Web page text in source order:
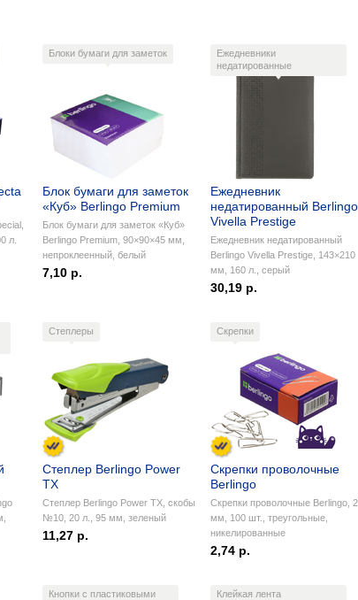
л.
Блоки бумаги для заметок
Блок бумаги для заметок
«Куб» Berlingo Premium
Блок бумаги для заметок «Куб»
Berlingo Premium, 90×90×45 мм,
непроклеенный, белый
7,10 р.
Ежедневники
недатированные
Ежедневник
недатированный Berlingo
Vivella Prestige
Ежедневник недатированный
Berlingo Vivella Prestige, 143×210
мм, 160 л., серый
30,19 р.
Степлеры
Степлер Berlingo Power
TX
Степлер Berlingo Power TX, скобы
№10, 20 л., 95 мм, зеленый
11,27 р.
Скрепки
Скрепки проволочные
Berlingo
Скрепки проволочные Berlingo,
мм, 100 шт., треугольные,
никелированные
2,74 р.
Кнопки с пластиковыми
Клейкая лента